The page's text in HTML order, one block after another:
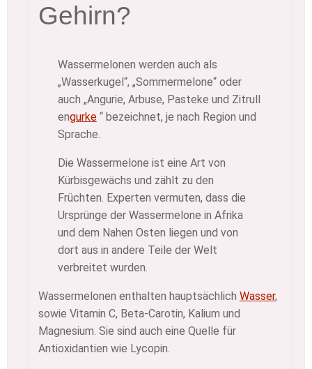
Gehirn?
Wassermelonen werden auch als
„Wasserkugel“, „Sommermelone“ oder
auch „Angurie, Arbuse, Pasteke und Zitrull
engurke“ bezeichnet, je nach Region und
Sprache.
Die Wassermelone ist eine Art von
Kürbisgewächs und zählt zu den
Früchten. Experten vermuten, dass die
Ursprünge der Wassermelone in Afrika
und dem Nahen Osten liegen und von
dort aus in andere Teile der Welt
verbreitet wurden.
Wassermelonen enthalten hauptsächlich Wasser,
sowie Vitamin C, Beta-Carotin, Kalium und
Magnesium. Sie sind auch eine Quelle für
Antioxidantien wie Lycopin.